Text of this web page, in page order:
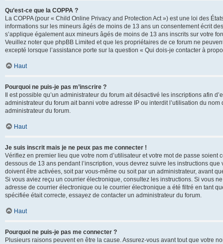
Qu’est-ce que la COPPA ?
La COPPA (pour « Child Online Privacy and Protection Act ») est une loi des
informations sur les mineurs âgés de moins de 13 ans un consentement écrit
s’applique également aux mineurs âgés de moins de 13 ans inscrits sur votre
Veuillez noter que phpBB Limited et que les propriétaires de ce forum ne
excepté lorsque l’assistance porte sur la question « Qui dois-je contacter à
Haut
Pourquoi ne puis-je pas m’inscrire ?
Il est possible qu’un administrateur du forum ait désactivé les inscriptions afin
administrateur du forum ait banni votre adresse IP ou interdit l’utilisation du
administrateur du forum.
Haut
Je suis inscrit mais je ne peux pas me connecter !
Vérifiez en premier lieu que votre nom d’utilisateur et votre mot de passe
dessous de 13 ans pendant l’inscription, vous devrez suivre les instructions
doivent être activées, soit par vous-même ou soit par un administrateur, avant
Si vous aviez reçu un courrier électronique, consultez les instructions. Si vous
adresse de courrier électronique ou le courrier électronique a été filtré en tant
spécifiée était correcte, essayez de contacter un administrateur du forum.
Haut
Pourquoi ne puis-je pas me connecter ?
Plusieurs raisons peuvent en être la cause. Assurez-vous avant tout que votre